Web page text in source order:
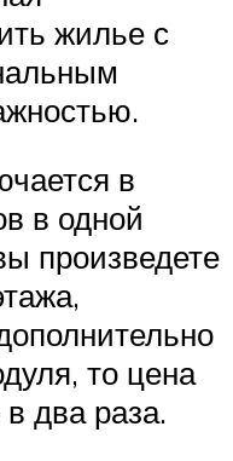
жилье с
в
в одной
произведете
то цена
два раза.